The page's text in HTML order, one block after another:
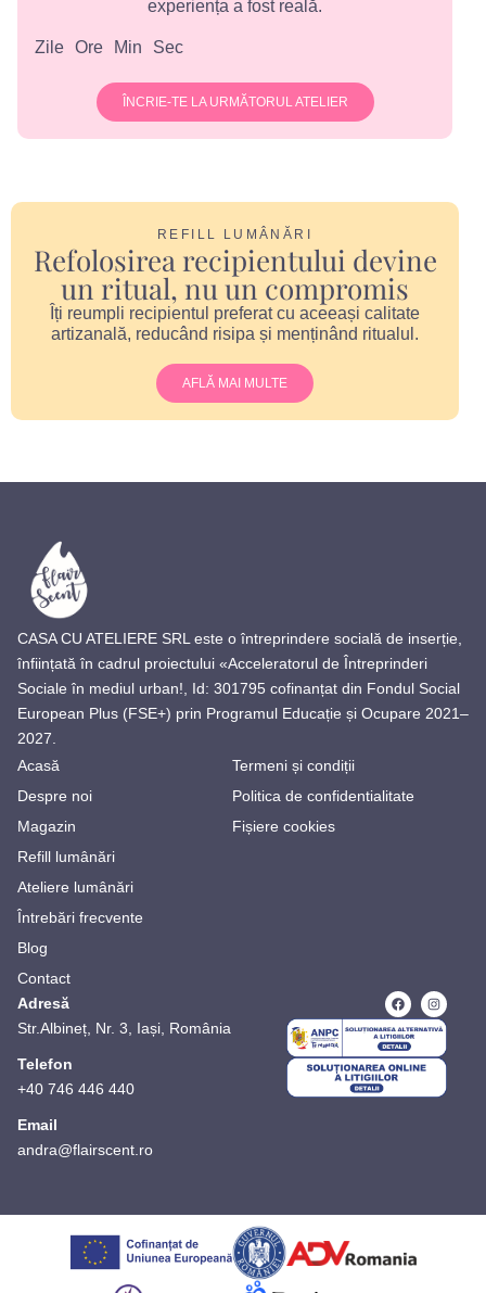
experiența a fost reală.
Zile Ore Min Sec
ÎNCRIE-TE LA URMĂTORUL ATELIER
REFILL LUMÂNĂRI
Refolosirea recipientului devine
un ritual, nu un compromis
Îți reumpli recipientul preferat cu aceeași calitate
artizanală, reducând risipa și menținând ritualul.
AFLĂ MAI MULTE
CASA CU ATELIERE SRL este o întreprindere socială de inserție,
înființată în cadrul proiectului «Acceleratorul de Întreprinderi
Sociale în mediul urban!, Id: 301795 cofinanțat din Fondul Social
European Plus (FSE+) prin Programul Educație și Ocupare 2021–
2027.
Acasă
Despre noi
Magazin
Refill lumânări
Ateliere lumânări
Întrebări frecvente
Blog
Contact
Termeni și condiții
Politica de confidentialitate
Fișiere cookies
Adresă
Str.Albineț, Nr. 3, Iași, România
Telefon
+40 746 446 440
Email
andra@flairscent.ro